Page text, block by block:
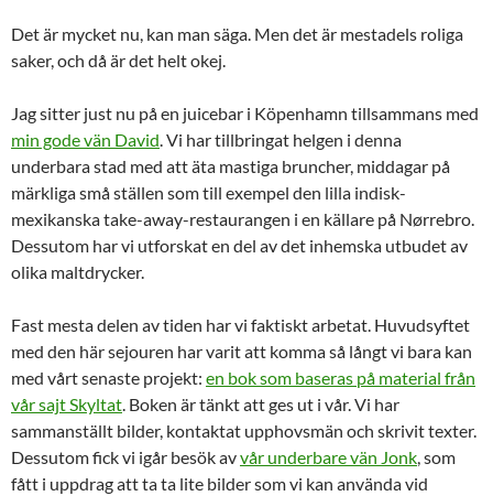
Det är mycket nu, kan man säga. Men det är mestadels roliga
saker, och då är det helt okej.
Jag sitter just nu på en juicebar i Köpenhamn tillsammans med
min gode vän David. Vi har tillbringat helgen i denna
underbara stad med att äta mastiga bruncher, middagar på
märkliga små ställen som till exempel den lilla indisk-
mexikanska take-away-restaurangen i en källare på Nørrebro.
Dessutom har vi utforskat en del av det inhemska utbudet av
olika maltdrycker.
Fast mesta delen av tiden har vi faktiskt arbetat. Huvudsyftet
med den här sejouren har varit att komma så långt vi bara kan
med vårt senaste projekt: en bok som baseras på material från
vår sajt Skyltat. Boken är tänkt att ges ut i vår. Vi har
sammanställt bilder, kontaktat upphovsmän och skrivit texter.
Dessutom fick vi igår besök avvår underbare vän Jonk, som
fått i uppdrag att ta ta lite bilder som vi kan använda vid